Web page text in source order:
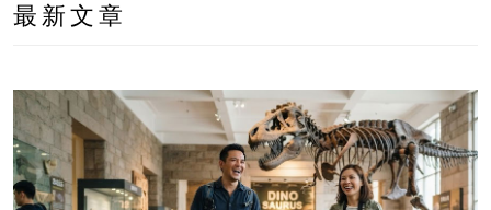
最新文章